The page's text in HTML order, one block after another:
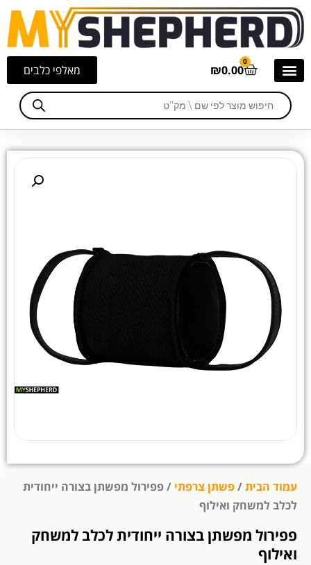
מאלפי כלבים ₪0.00
0
עמוד הבית/פשתן צרפתי / פפירול מפשתן בצורה ייחודית
לכלב למשחק ואילוף
פפירול מפשתן בצורה ייחודית לכלב למשחק
ואילוף